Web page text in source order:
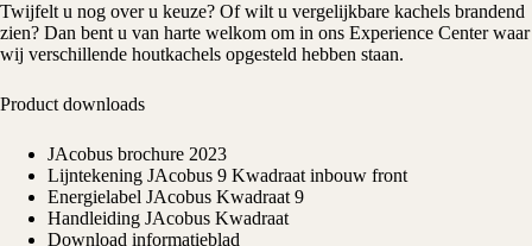
Twijfelt u nog over u keuze? Of wilt u vergelijkbare kachels brandend
zien? Dan bent u van harte welkom om in ons Experience Centerwaar
wij verschillende houtkachels opgesteld hebben staan.
Product downloads
JAcobus brochure 2023
Lijntekening JAcobus 9 Kwadraat inbouw front
Energielabel JAcobus Kwadraat 9
Handleiding JAcobus Kwadraat
Download informatieblad